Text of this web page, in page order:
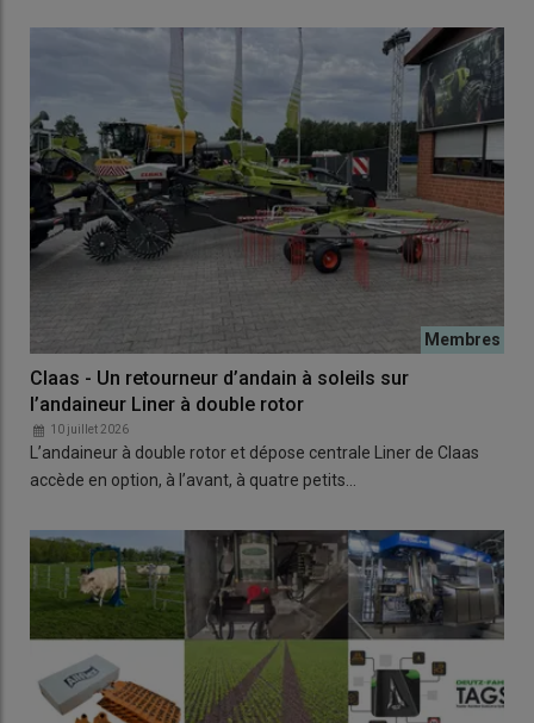
Claas - Un retourneur d’andain à soleils sur
l’andaineur Liner à double rotor
10 juillet 2026
L’andaineur à double rotor et dépose centrale Liner de Claas
accède en option, à l’avant, à quatre petits…